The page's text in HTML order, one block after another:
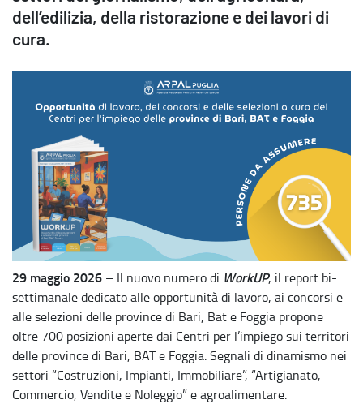
dell’edilizia, della ristorazione e dei lavori di
cura.
29 maggio 2026 – Il nuovo numero di WorkUP, il report bi-
settimanale dedicato alle opportunità di lavoro, ai concorsi e
alle selezioni delle province di Bari, Bat e Foggia propone
oltre 700 posizioni aperte dai Centri per l’impiego sui territori
delle province di Bari, BAT e Foggia. Segnali di dinamismo nei
settori “Costruzioni, Impianti, Immobiliare”, “Artigianato,
Commercio, Vendite e Noleggio” e agroalimentare.